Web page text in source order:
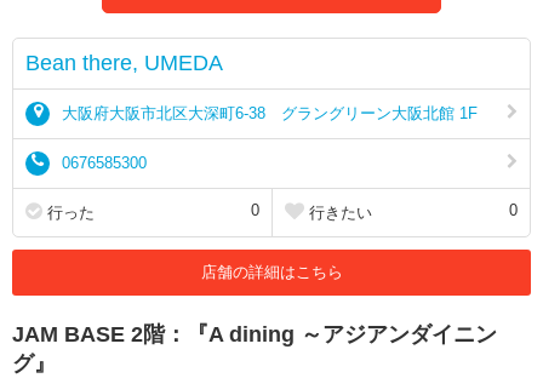
Bean there, UMEDA
大阪府大阪市北区大深町6-38 グラングリーン大阪北館 1F
0676585300
行った 0 行きたい 0
店舗の詳細はこちら
JAM BASE 2階：『A dining ～アジアンダイニン
グ』